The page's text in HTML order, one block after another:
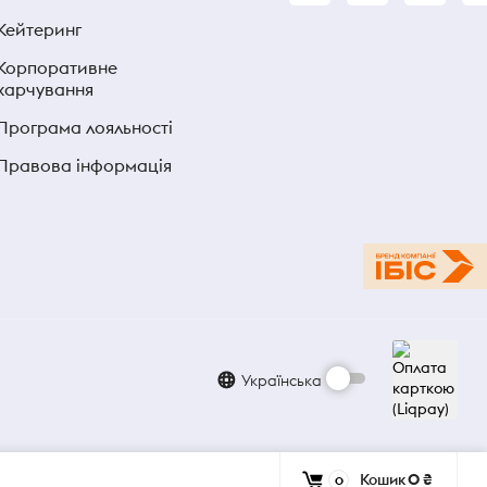
лояльності
інформація
Українська
0 Кошик0 ₴